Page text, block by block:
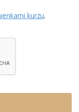
kurzu.